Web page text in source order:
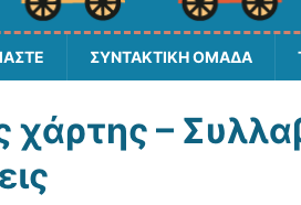
ΣΥΝΤΑΚΤΙΚΗ ΟΜΑΔΑ
χάρτης –